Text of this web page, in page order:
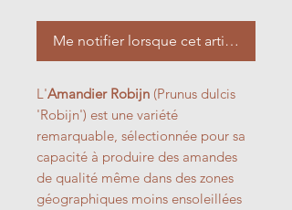
Me notifier lorsque cet article est
L'Amandier Robijn (Prunus dulcis
'Robijn') est une variété
remarquable, sélectionnée pour sa
capacité à produire des amandes
de qualité même dans des zones
géographiques moins ensoleillées